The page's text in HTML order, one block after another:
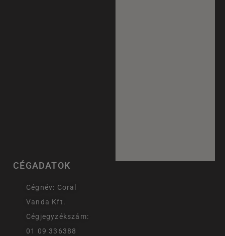
CÉGADATOK
Cégnév: Coral
Vanda Kft.
Cégjegyzékszám:
01 09 336388